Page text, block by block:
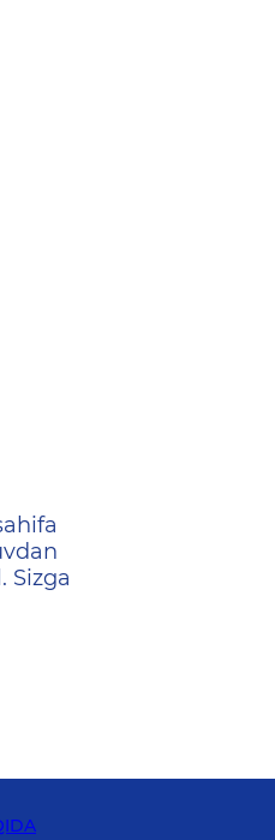
Sizga